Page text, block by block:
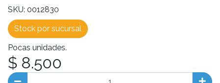
SKU: 0012830
Stock por sucursal
Pocas unidades.
$ 8.500